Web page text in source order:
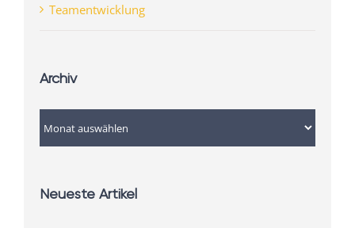
Teamentwicklung
Archiv
Archiv
Neueste Artikel